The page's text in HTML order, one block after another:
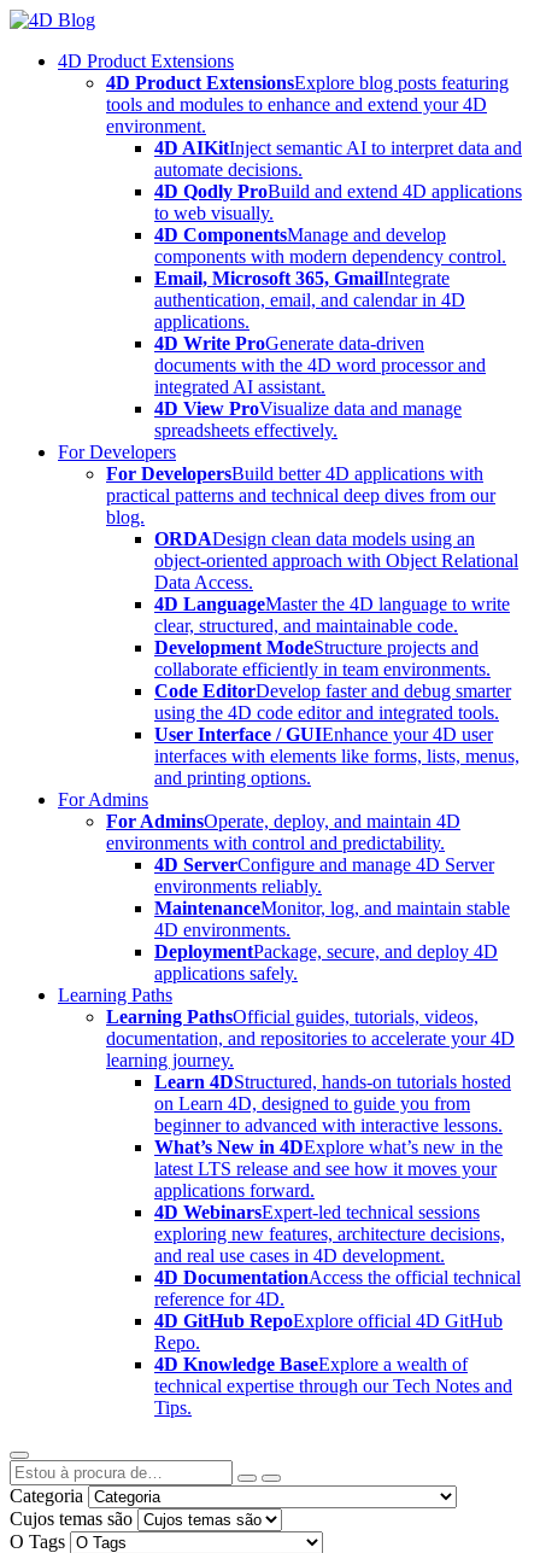
Skip
content4D Product Extensions
4D Product ExtensionsExplore blog posts featuring
tools and modules to enhance and extend your 4D
environment.
4D AIKitInject semantic AI to interpret data and
automate decisions.
4D Qodly ProBuild and extend 4D applications
to web visually.
4D ComponentsManage and develop
components with modern dependency control.
Email, Microsoft 365, GmailIntegrate
authentication, email, and calendar in 4D
applications.
4D Write ProGenerate data-driven
documents with the 4D word processor and
integrated AI assistant.
4D View ProVisualize data and manage
spreadsheets effectively.
For Developers
For DevelopersBuild better 4D applications with
practical patterns and technical deep dives from our
blog.
ORDADesign clean data models using an
object-oriented approach with Object Relational
Data Access.
4D LanguageMaster the 4D language to write
clear, structured, and maintainable code.
Development ModeStructure projects and
collaborate efficiently in team environments.
Code EditorDevelop faster and debug smarter
using the 4D code editor and integrated tools.
User Interface / GUIEnhance your 4D user
interfaces with elements like forms, lists, menus,
and printing options.
For Admins
For AdminsOperate, deploy, and maintain 4D
environments with control and predictability.
4D ServerConfigure and manage 4D Server
environments reliably.
MaintenanceMonitor, log, and maintain stable
4D environments.
DeploymentPackage, secure, and deploy 4D
applications safely.
Learning Paths
Learning PathsOfficial guides, tutorials, videos,
documentation, and repositories to accelerate your 4D
learning journey.
Learn 4DStructured, hands-on tutorials hosted
on Learn 4D, designed to guide you from
beginner to advanced with interactive lessons.
What’s New in 4DExplore what’s new in the
latest LTS release and see how it moves your
applications forward.
4D WebinarsExpert-led technical sessions
exploring new features, architecture decisions,
and real use cases in 4D development.
4D DocumentationAccess the official technical
reference for 4D.
4D GitHub RepoExplore official 4D GitHub
Repo.
4D Knowledge BaseExplore a wealth of
technical expertise through our Tech Notes and
Tips.
Categoria
Cujos temas são
O Tags